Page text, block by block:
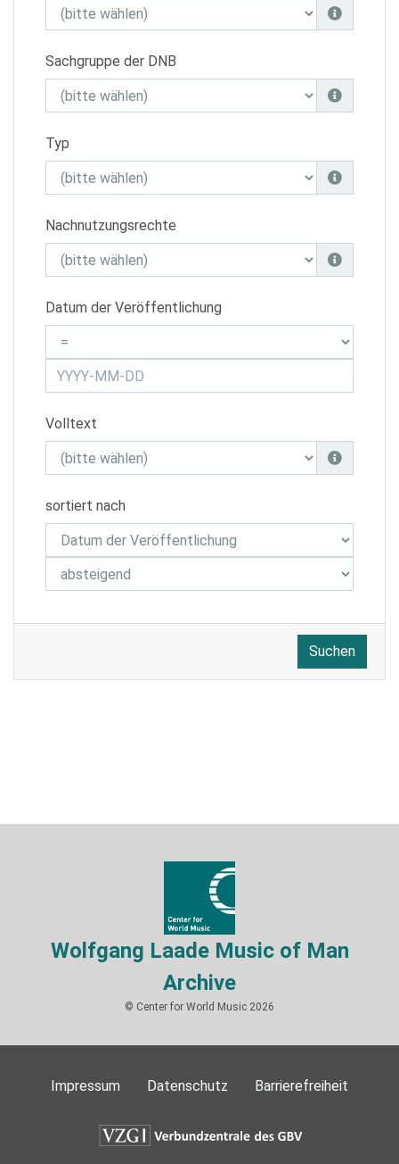
Sachgruppe der DNB
Typ
Nachnutzungsrechte
Datum der Veröffentlichung
Volltext
sortiert nach
Suchen
Wolfgang Laade Music of Man
Archive
© Center for World Music 2026
Impressum Datenschutz Barrierefreiheit